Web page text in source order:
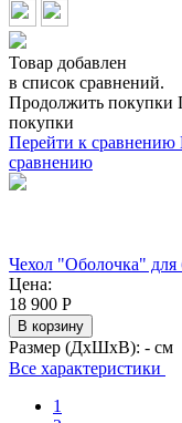
Товар добавлен
в список сравнений.
Продолжить покупки
покупки
Перейти к сравнению
сравнению
Чехол "Оболочка" для
Цена:
18 900 Р
В корзину
Размер (ДхШхВ): - см
Все характеристики
1